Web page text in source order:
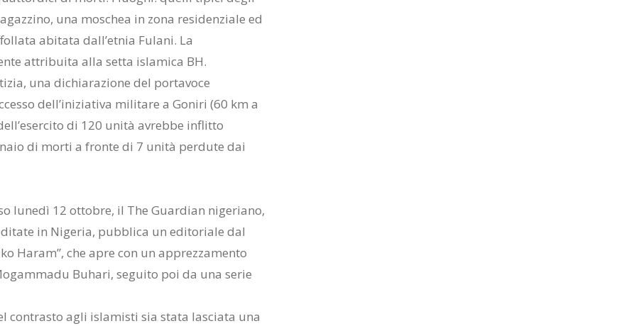
una moschea in zona residenziale ed
abitata dall’etnia Fulani. La
attribuita alla setta islamica BH.
una dichiarazione del portavoce
dell’iniziativa militare a Goniri (60 km a
di 120 unità avrebbe inflitto
di morti a fronte di 7 unità perdute dai
lunedì 12 ottobre, il The Guardian nigeriano,
in Nigeria, pubblica un editoriale dal
Haram”, che apre con un apprezzamento
Buhari, seguito poi da una serie
contrasto agli islamisti sia stata lasciata una